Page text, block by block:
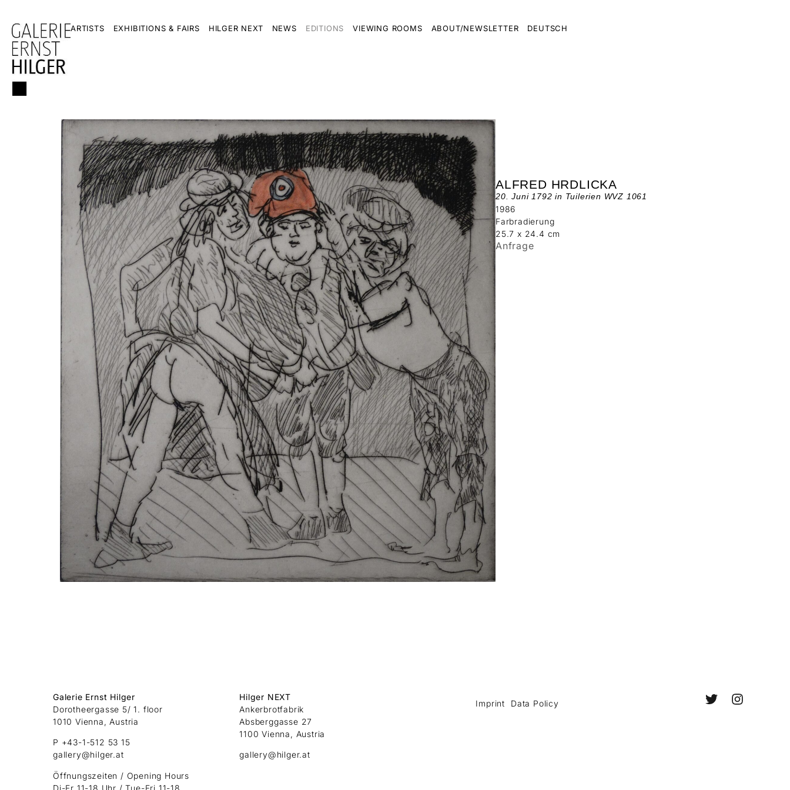
ARTISTS EXHIBITIONS & FAIRS HILGER NEXT NEWS EDITIONS VIEWING ROOMS ABOUT/NEWSLETTER DEUTSCH
ALFRED HRDLICKA
20. Juni 1792 in Tuilerien WVZ 1061
1986
Farbradierung
25.7 x 24.4 cm
Anfrage
Galerie Ernst Hilger
Dorotheergasse 5/ 1. floor
1010 Vienna, Austria
P +43-1-512 53 15
gallery@hilger.at
Öffnungszeiten / Opening Hours
Di-Fr 11-18 Uhr / Tue-Fri 11-18
Hilger NEXT
Ankerbrotfabrik
Absberggasse 27
1100 Vienna, Austria
gallery@hilger.at
Imprint Data Policy